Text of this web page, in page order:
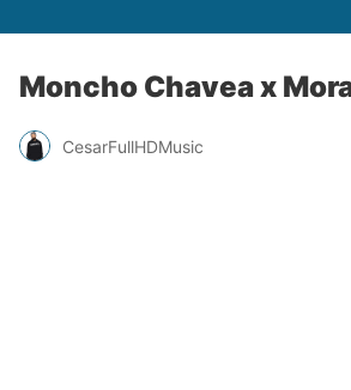
Moncho Chavea x
CesarFullHDMusic